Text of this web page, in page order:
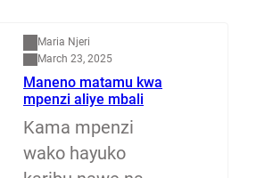
Maria Njeri
March 23, 2025
Maneno matamu kwa
mpenzi aliye mbali
Kama mpenzi
wako hayuko